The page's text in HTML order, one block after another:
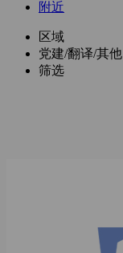
附近
区域
党建/翻译/其他
筛选